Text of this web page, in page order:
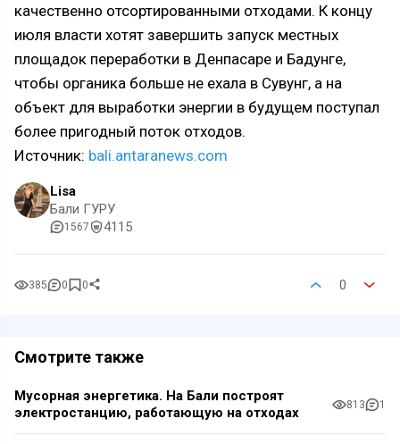
качественно отсортированными отходами. К концу
июля власти хотят завершить запуск местных
площадок переработки в Денпасаре и Бадунге,
чтобы органика больше не ехала в Сувунг, а на
объект для выработки энергии в будущем поступал
более пригодный поток отходов.
Источник: bali.antaranews.com
Lisa
Бали ГУРУ
1567 4115
385 0 0 0
Смотрите также
Мусорная энергетика. На Бали построят
электростанцию, работающую на отходах
813 1